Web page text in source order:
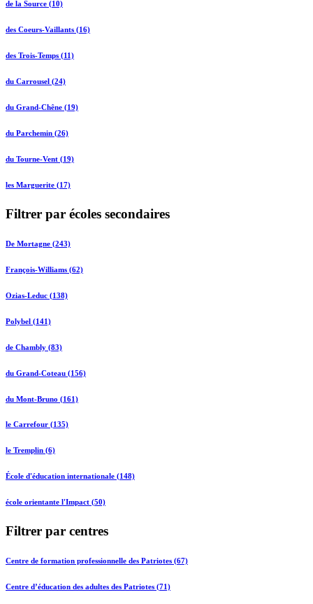
de la Source (10)
des Coeurs-Vaillants (16)
des Trois-Temps (11)
du Carrousel (24)
du Grand-Chêne (19)
du Parchemin (26)
du Tourne-Vent (19)
les Marguerite (17)
Filtrer par écoles secondaires
De Mortagne (243)
François-Williams (62)
Ozias-Leduc (138)
Polybel (141)
de Chambly (83)
du Grand-Coteau (156)
du Mont-Bruno (161)
le Carrefour (135)
le Tremplin (6)
École d'éducation internationale (148)
école orientante l'Impact (50)
Filtrer par centres
Centre de formation professionnelle des Patriotes (67)
Centre d’éducation des adultes des Patriotes (71)